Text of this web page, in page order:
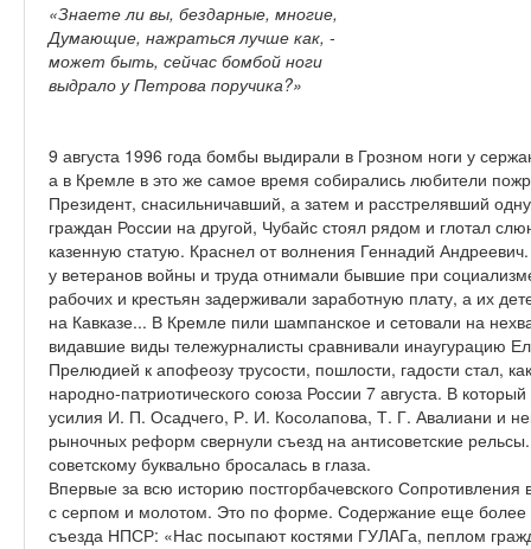
«Знаете ли вы, бездарные, многие,
Думающие, нажраться лучше как, -
может быть, сейчас бомбой ноги
выдрало у Петрова поручика?»
9 августа 1996 года бомбы выдирали в Грозном ноги у
а в Кремле в это же самое время собирались любители
Президент, снасильничавший, а затем и расстрелявший
граждан России на другой, Чубайс стоял рядом и глотал
казенную статую. Краснел от волнения Геннадий
у ветеранов войны и труда отнимали бывшие при
рабочих и крестьян задерживали заработную плату, а их
на Кавказе... В Кремле пили шампанское и сетовали на
видавшие виды тележурналисты сравнивали инаугурацию
Прелюдией к апофеозу трусости, пошлости, гадости стал,
народно-патриотического союза России 7 августа. В
усилия И. П. Осадчего, Р. И. Косолапова, Т. Г. Авалиани и
рыночных реформ свернули съезд на антисоветские
советскому буквально бросалась в глаза.
Впервые за всю историю постгорбачевского
с серпом и молотом. Это по форме. Содержание еще более
съезда НПСР: «Нас посыпают костями ГУЛАГа, пеплом